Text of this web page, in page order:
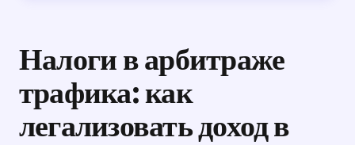
Налоги в арбитраже
трафика: как
легализовать доход в